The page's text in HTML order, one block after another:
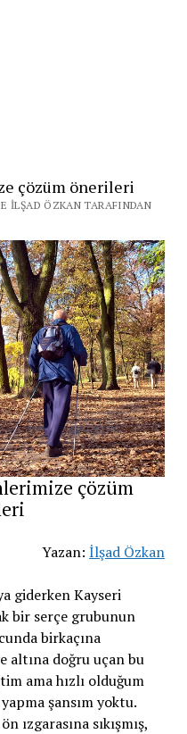
çözüm önerileri
İLŞAD ÖZKAN TARAFINDAN
çözüm
Yazan:İlşad Özkan
giderken Kayseri
bir serçe grubunun
birkaçına
altına doğru uçan bu
ama hızlı olduğum
şansım yoktu.
ızgarasına sıkışmış,